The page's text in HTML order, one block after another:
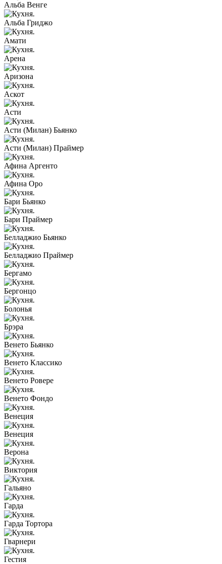
Альба Венге
Альба Гриджо
Амати
Арена
Аризона
Аскот
Асти
Асти (Милан) Бьянко
Асти (Милан) Праймер
Афина Аргенто
Афина Оро
Бари Бьянко
Бари Праймер
Белладжио Бьянко
Белладжио Праймер
Бергамо
Бергонцо
Болонья
Брэра
Венето Бьянко
Венето Классико
Венето Ровере
Венето Фондо
Венеция
Венеция
Верона
Виктория
Гальяно
Гарда
Гарда Тортора
Гварнери
Гестия